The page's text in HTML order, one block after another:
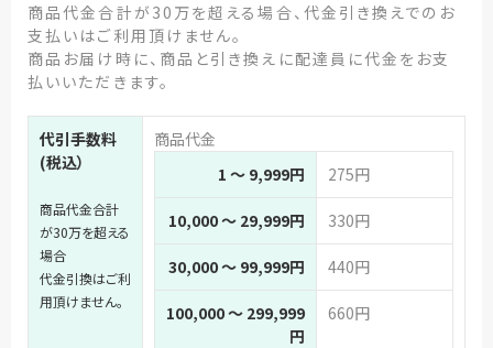
商品代金合計が30万を超える場合、代金引き換えでのお
支払いはご利用頂けません。
商品お届け時に、商品と引き換えに配達員に代金をお支
払いいただきます。
代引手数料
(税込）
商品代金合計
が30万を超える
場合
代金引換はご利
用頂けません。
商品代金
1 ～ 9,999円
275円
10,000 ～ 29,999円 330円
30,000 ～ 99,999円 440円
100,000 ～ 299,999
円
660円